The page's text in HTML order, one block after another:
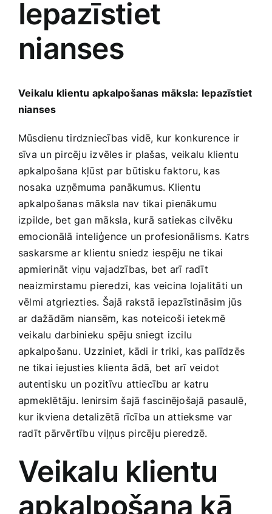
Medicīnas preces
Mobilie telefoni, planšetdatori
Preces birojam
Preces pieaugušajiem
Rotaļlietas, bērnu preces
Smaržas, kosmētika
Sports, tūrisms un atpūta
TV un Sadzīves tehnika
Zoo preces
Iepazīstiet
nianses
Veikalu klientu apkalpošanas māksla: Iepazīstiet
nianses
Mūsdienu tirdzniecības vidē, kur konkurence ir
sīva ⁤un pircēju izvēles ir plašas, veikalu klientu
apkalpošana kļūst par būtisku faktoru,‍ kas
nosaka uzņēmuma panākumus. Klientu
apkalpošanas māksla nav tikai pienākumu
izpilde, ‍bet gan māksla, kurā satiekas ​cilvēku
emocionālā inteliģence un profesionālisms. Katrs
saskarsme‍ ar klientu sniedz iespēju ne tikai
apmierināt viņu vajadzības, bet arī radīt​
neaizmirstamu pieredzi, kas veicina lojalitāti un
vēlmi atgriezties. Šajā rakstā iepazīstināsim jūs
ar dažādām niansēm, kas noteicoši ⁣ietekmē
veikalu darbinieku spēju sniegt izcilu
apkalpošanu. Uzziniet, kādi ir triki, kas palīdzēs
ne tikai iejusties klienta ādā,⁢ bet arī veidot
autentisku un pozitīvu attiecību ar‍ katru
apmeklētāju. Ienirsim šajā fascinējošajā pasaulē,
⁤kur ikviena detalizētā rīcība un attieksme var
radīt pārvērtību⁤ viļņus⁣ pircēju pieredzē.
Veikalu ​klientu‌
apkalpošana kā